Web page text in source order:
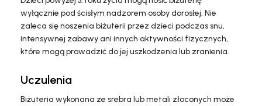
wyłącznie pod ścisłym nadzorem osoby dorosłej. Nie
zaleca się noszenia biżuterii przez dzieci podczas snu,
intensywnej zabawy ani innych aktywności fizycznych,
które mogą prowadzić do jej uszkodzenia lub zranienia.
Uczulenia
Biżuteria wykonana ze srebra lub metali złoconych może